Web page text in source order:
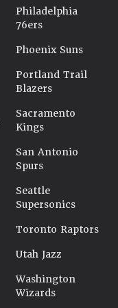
Philadelphia
76ers
Phoenix Suns
Portland Trail
Blazers
Sacramento
Kings
San Antonio
Spurs
Seattle
Supersonics
Toronto Raptors
Utah Jazz
Washington
Wizards